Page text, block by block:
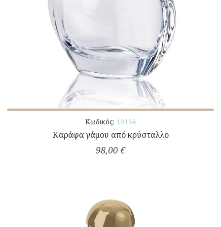
Κωδικός: 10134
Καράφα γάμου από κρύσταλλο
98,00 €